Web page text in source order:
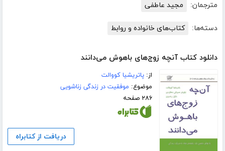
مترجمان: مجید عاطفی
دسته‌ها: کتاب‌های خانواده و روابط
دانلود کتاب آنچه زوج‌های باهوش می‌دانند
از:پاتریشیا کووالت
موضوع: موفقیت در زندگی زناشویی
۲۸۶ صفحه
دریافت از کتابراه